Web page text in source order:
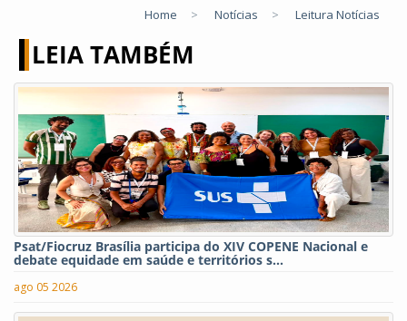
Home > Notícias > Leitura Notícias
LEIA TAMBÉM
Psat/Fiocruz Brasília participa do XIV COPENE Nacional e
debate equidade em saúde e territórios s...
ago 05 2026